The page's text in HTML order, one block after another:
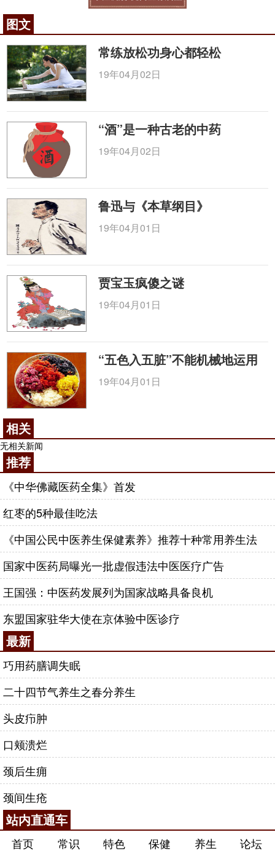
是尽管如此，卢氏这种方法还是对古脉法脉名理出一
个头绪，有“筚路蓝缕”之功，亦反映卢氏的学术思想
和方法具有一定的科学性。
十纲既分，在临床时它们的错综变化就可以了如
指掌。所以卢氏谓：“种种诸目，可见单见，可以并
呈，可以兼着，可以错显，亦可以纲与目变相见呈着
显隐跃于指端者也。虽然巧不在模象之毕肖，而吃紧
又在形体、至数、往来、部位、举按之十法，夫如是
则不待揣摹而形真已毕露无遁矣。”认为掌握了十则的
大纲和各脉的目，那么脉象的动态变化是不难弄清
的，这个见解和方法确实是很精辟的。于是他对此又
根据经文所涉及的内容做了全面的例举和分析。
我们只引用部分内容就可以例其余了。他说：“至
若前大后小，前小后大，亦不越乎形体，上盛下衰，
下盛上衰、上虚下实、上实下虚、上部有脉、下部无
脉、下部有脉、上部无脉、中有长者、中有短者亦不
越乎部位，中手促而上击者，亦不越乎至数，沉而
坚，浮而盛，沉而弱、沉而横、沉而喘，固不越乎举
按更兼乎形体往来至数矣，脉盛滑坚往来兼乎形体，
小实而坚此亦形体，小弱以涩形体兼乎往来，滑浮而
疾，往来兼乎举按至数矣……”这段文字很长，将《内
经》等书提到的兼脉、脉的动态变化等亦用十则来分
析概括，可见他的十则的控制能力是很大的。卢氏提
出的这个方法虽是为了整理古法，实是提出一个新
说，它已涉及脉的物理量的问题，所以能够“执简驭
繁”得其要领。他的这个方法对古脉法有意义，若用于
后世脉法照样是有意义的。这不能不说是卢氏的重大
贡献，如果再将力度和节律分出为纲，则脉形的各种
物理量就都完全了，以之为纲，对脉象的认识就会更
为明确，这对脉诊的客观化是极有意义的。
卢氏对于古之遍诊方法是有根其精辟之见解的，
例如第八段首先论述了《难经》以寸关尺分三部结合
浮中沉为九候之法。继则谓：“夫三部之候始自岐伯
（按指遍诊法），越人则会道体之三停，该摄太阴之
气口，以本脏气者，必因于胃气乃能至于手太阴，着
见于气口而为尺寸。如泉脉之始出色味纯一，乃可察
地土之优劣，设合流川渎，则名随川渎之风土，其优
劣遂不同矣。第摄归太阴，祗准《素问》中部之法天
以候肺，为一体之眚变，如循九体之常度，必诊候体
部之专，而后效象乃确，倘中部之候虽独调，而与众
脏相失者，或与众脏相减者，则莫可依据，不若遵古
九候者之无疑。”这可以见卢氏对古今不同方法所持的
态度，他认为《内经》当遵，而独诊寸口的方法是出
自《难经》，仲景所以亦不虚当否定，对类似的问题
亦采取类似的态度，所以最后他说三部九候内难说法
不同，是个“博约”的问题。他如第七段言脉变，越人
一变为十，《灵枢》一变为一十有二，要人去化裁理
解。第十二段论内外之绝《难经》与《灵枢》有气脉
图文
常练放松功身心都轻松
19年04月02日
“酒”是一种古老的中药
19年04月02日
鲁迅与《本草纲目》
19年04月01日
贾宝玉疯傻之谜
19年04月01日
“五色入五脏”不能机械地运用
19年04月01日
相关
无相关新闻
推荐
《中华佛藏医药全集》首发
红枣的5种最佳吃法
《中国公民中医养生保健素养》推荐十种常用养生法
国家中医药局曝光一批虚假违法中医医疗广告
王国强：中医药发展列为国家战略具备良机
东盟国家驻华大使在京体验中医诊疗
最新
巧用药膳调失眠
二十四节气养生之春分养生
头皮疖肿
口颊溃烂
颈后生痈
颈间生疮
站内直通车
首页 常识 特色 保健 养生 论坛